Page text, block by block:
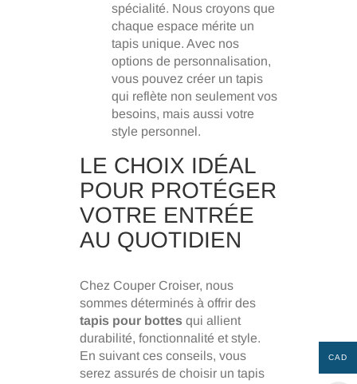
spécialité. Nous croyons que
chaque espace mérite un
tapis unique. Avec nos
options de personnalisation,
vous pouvez créer un tapis
qui reflète non seulement vos
besoins, mais aussi votre
style personnel.
LE CHOIX IDÉAL
POUR PROTÉGER
VOTRE ENTRÉE
AU QUOTIDIEN
Chez Couper Croiser, nous
sommes déterminés à offrir des
tapis pour bottes qui allient
durabilité, fonctionnalité et style.
En suivant ces conseils, vous
serez assurés de choisir un tapis
CAD